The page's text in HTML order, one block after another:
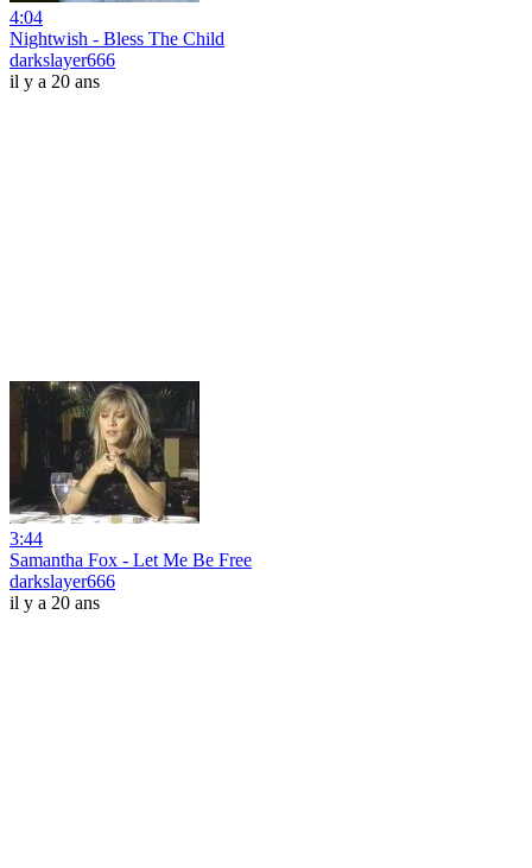
4:04
Nightwish - Bless The Child
darkslayer666
il y a 20 ans
3:44
Samantha Fox - Let Me Be Free
darkslayer666
il y a 20 ans